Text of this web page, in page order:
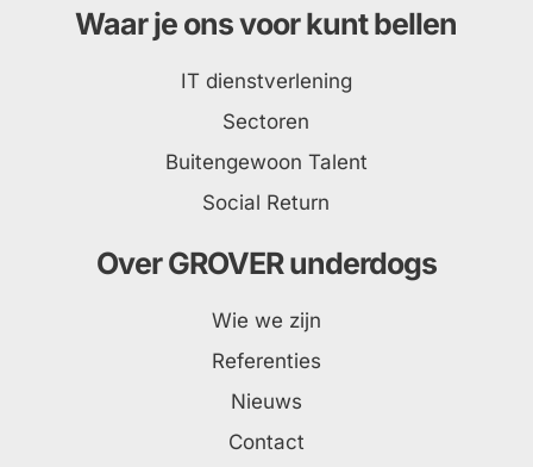
Waar je ons voor kunt bellen
IT dienstverlening
Sectoren
Buitengewoon Talent
Social Return
Over GROVER underdogs
Wie we zijn
Referenties
Nieuws
Contact